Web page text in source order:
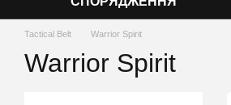
Tactical Belt Warrior Spirit
Warrior Spirit